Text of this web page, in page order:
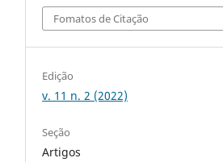
Fomatos de Citação
Edição
v. 11 n. 2 (2022)
Seção
Artigos